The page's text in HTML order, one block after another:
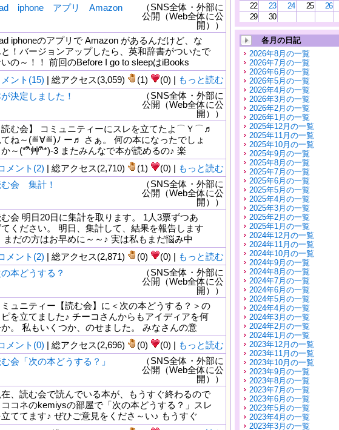
iphone アプリ Amazon
（SNS全体・外部に
公開（Web全体に公
開））
iphoneのアプリで Amazon があるんだけど、な
と！バージョンアップしたら、英和辞書がついたで
の～！！ 前回のBefore I go to sleepはiBooks
メント(15) | 総アクセス(3,059) (1) (0) | もっと読む
決定しました！
（SNS全体・外部に
公開（Web全体に公
開））
読む会】 コミュニティーにスレを立てたよ⌒Ｙ⌒♬
てね～(≝∀≝)ﾉ ー♬ さぁ。 何の本になったでしょ
か～(*^ิ艸^ิ*)-3 またみんなで本が読めるの♪ 楽
メント(2) | 総アクセス(2,710) (1) (0) | もっと読む
会 集計！
（SNS全体・外部に
公開（Web全体に公
開））
会 明日20日に集計を取ります。 1人3票ずつあ
てください。 明日、集計して、結果を報告します
まだの方はお早めに～～♪ 実は私もまだ悩み中
メント(2) | 総アクセス(2,871) (0) (0) | もっと読む
本どうする？
（SNS全体・外部に
公開（Web全体に公
開））
ミュニティー【読む会】に＜次の本どうする？＞の
ピを立てました♪ チーコさんからもアイディアを何
。 私もいくつか、のせました。 みなさんの意
メント(0) | 総アクセス(2,696) (0) (0) | もっと読む
会「次の本どうする？」
（SNS全体・外部に
公開（Web全体に公
開））
、読む会で読んでいる本が、もうすぐ終わるので
ココネのkemiysの部屋で「次の本どうする？」スレ
立ててます♪ ぜひご意見をくださ～い♪ もうすぐ
22
23 24 25 26
29
30
各月の日記
2026年8月の一覧
2026年7月の一覧
2026年6月の一覧
2026年5月の一覧
2026年4月の一覧
2026年3月の一覧
2026年2月の一覧
2026年1月の一覧
2025年12月の一覧
2025年11月の一覧
2025年10月の一覧
2025年9月の一覧
2025年8月の一覧
2025年7月の一覧
2025年6月の一覧
2025年5月の一覧
2025年4月の一覧
2025年3月の一覧
2025年2月の一覧
2025年1月の一覧
2024年12月の一覧
2024年11月の一覧
2024年10月の一覧
2024年9月の一覧
2024年8月の一覧
2024年7月の一覧
2024年6月の一覧
2024年5月の一覧
2024年4月の一覧
2024年3月の一覧
2024年2月の一覧
2024年1月の一覧
2023年12月の一覧
2023年11月の一覧
2023年10月の一覧
2023年9月の一覧
2023年8月の一覧
2023年7月の一覧
2023年6月の一覧
2023年5月の一覧
2023年4月の一覧
2023年3月の一覧